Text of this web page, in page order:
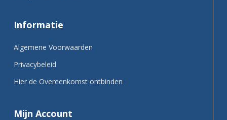
Informatie
Algemene Voorwaarden
Privacybeleid
Hier de Overeenkomst ontbinden
Mijn Account